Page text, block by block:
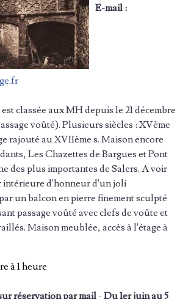
E-mail :
classée aux MH depuis le 21 décembre
voûté). Plusieurs siècles : XVème
rajouté au XVIIème s. Maison encore
Les Chazettes de Bargues et Pont
des plus importantes de Salers. A voir
intérieure d'honneur d'un joli
un balcon en pierre finement sculpté
passage voûté avec clefs de voûte et
Maison meublée, accès à l'étage à
à 1 heure
réservation par mail - Du 1er juin au 5